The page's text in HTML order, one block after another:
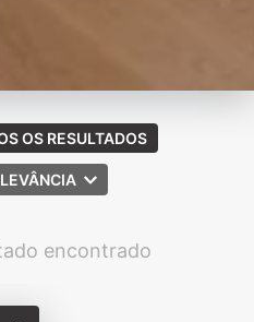
OS RESULTADOS
encontrado